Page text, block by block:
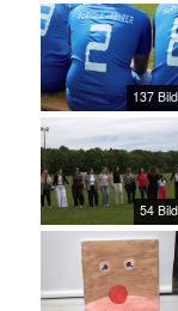
137
54